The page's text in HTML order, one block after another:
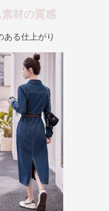
材の質感
ある仕上がり